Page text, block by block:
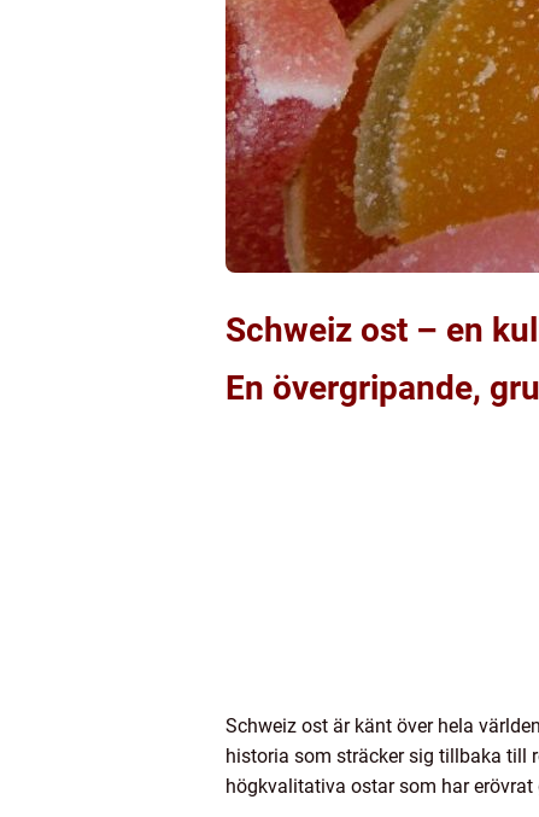
Schweiz ost – en
En övergripande,
Schweiz ost är känt över hela
historia som sträcker sig tillbaka till
högkvalitativa ostar som har